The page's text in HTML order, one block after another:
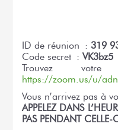
ID de réunion : 319
Code secret :VK3bz5
Trouvez
https://zoom.us/u/
Vous n’arrivez pas à
APPELEZ DANS
PAS PENDANT CELLE-